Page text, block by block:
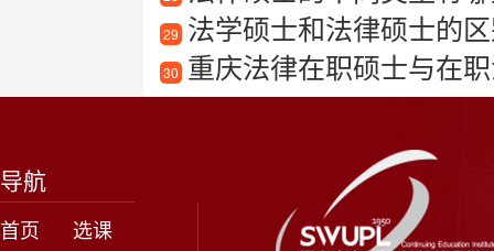
29 法学硕士和法律硕士的
30 重庆法律在职硕士与在
导航
首页
选课